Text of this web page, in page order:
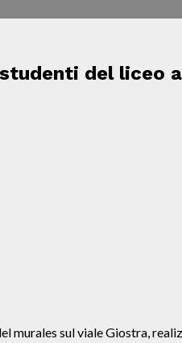
del liceo
sul viale Giostra,